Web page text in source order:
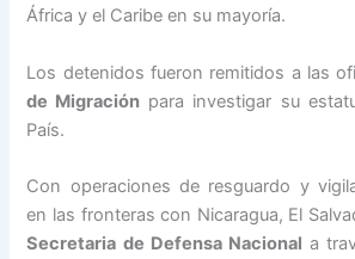
África y el Caribe en su mayoría.
Los detenidos fueron remitidos a las
de Migración para investigar su
País.
Con operaciones de resguardo y
en las fronteras con Nicaragua, El
Secretaria de Defensa Nacional a